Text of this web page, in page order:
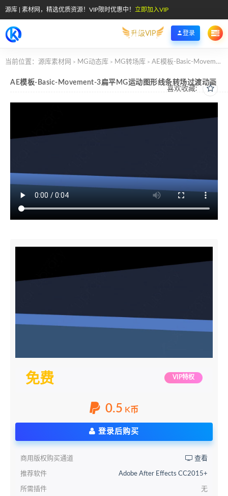
源库 | 素材网，精选优质资源！VIP限时优惠中！ 立即加入VIP
升级VIP 登录
当前位置： 源库素材网 > MG动态库 > MG转场库 > AE模板-Basic-Movement-3扁平MG运动图形线条转场过渡动画
喜欢收藏:
AE模板-Basic-Movement-3扁平MG运动图形线条转场过渡动画
免费 VIP特权
0.5 K币
登录后购买
商用版权购买通道 查看
推荐软件 Adobe After Effects CC2015+
所需插件 无